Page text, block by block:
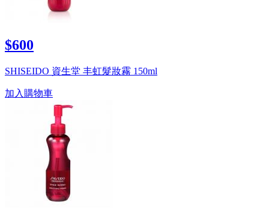
$600
SHISEIDO 資生堂 丰虹髮妝霧 150ml
加入購物車